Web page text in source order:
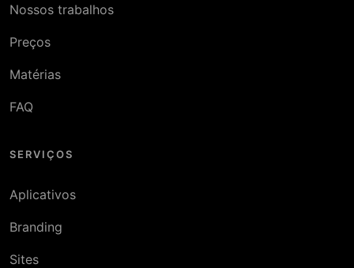
Nossos trabalhos
Preços
Matérias
FAQ
SERVIÇOS
Aplicativos
Branding
Sites